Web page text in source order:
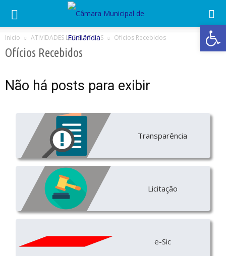
Abrir
Inicio ATIVIDADES LEGISLATIVAS Ofícios Recebidos
Ofícios Recebidos
Não há posts para exibir
Transparência
Licitação
e-Sic